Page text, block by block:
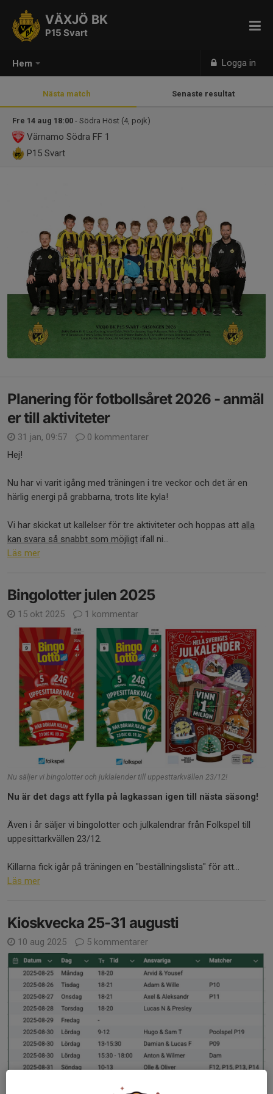
Hem Logga in
VÄXJÖ BK
P15 Svart
Nästa match Senaste resultat
Fre 14 aug 18:00 - Södra Höst (4, pojk)
Värnamo Södra FF 1
P15 Svart
Planering för fotbollsåret 2026 - anmäl
er till aktiviteter
31 jan, 09:57
0 kommentarer
Hej!
Nu har vi varit igång med träningen i tre veckor och det är en
härlig energi på grabbarna, trots lite kyla!
Vi har skickat ut kallelser för tre aktiviteter och hoppas att alla
kan svara så snabbt som möjligt ifall ni...
Läs mer
Bingolotter julen 2025
15 okt 2025 1 kommentar
Nu säljer vi bingolotter och juklalender till uppesttarkvällen 23/12!
Nu är det dags att fylla på lagkassan igen till nästa säsong!
Även i år säljer vi bingolotter och julkalendrar från Folkspel till
uppesittarkvällen 23/12.
Killarna fick igår på träningen en "beställningslista" för att...
Läs mer
Kioskvecka 25-31 augusti
10 aug 2025 5 kommentarer